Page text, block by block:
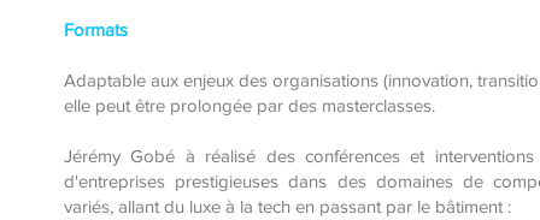
Formats
Adaptable aux enjeux des organisations (innovation,
elle peut être prolongée par des masterclasses.
Jérémy Gobé à réalisé des conférences et interventions
d'entreprises prestigieuses dans des domaines de
variés, allant du luxe à la tech en passant par le bâtiment :